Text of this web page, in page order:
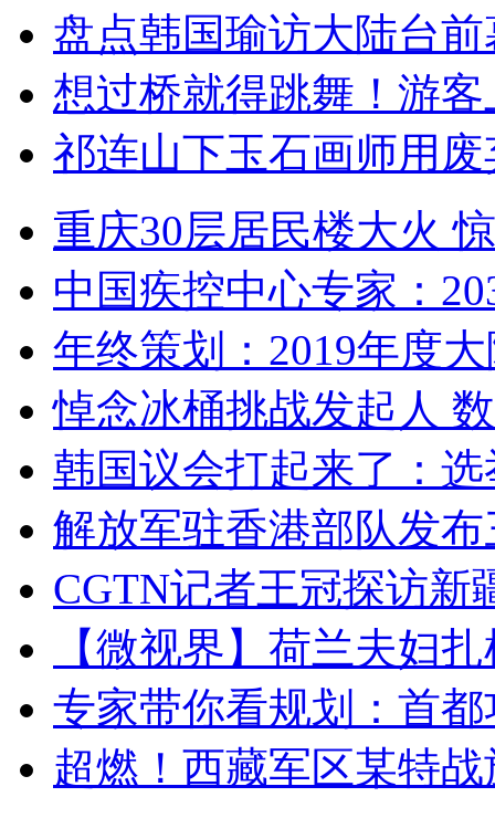
盘点韩国瑜访大陆台
想过桥就得跳舞！游客
祁连山下玉石画师用
重庆30层居民楼大火
中国疾控中心专家：
年终策划：2019年度
悼念冰桶挑战发起人
韩国议会打起来了：
解放军驻香港部队发
CGTN记者王冠探访新
【微视界】荷兰夫妇
专家带你看规划：首
超燃！西藏军区某特